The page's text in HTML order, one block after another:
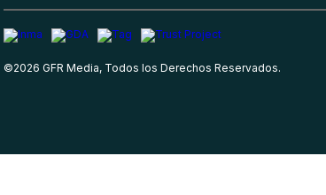
©2026 GFR Media, Todos los Derechos Reservados.